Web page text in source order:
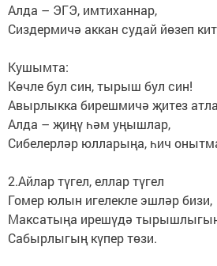
Алда – ЭГЭ, имтиханнар,
Сиздермичә аккан судай йөзеп
Кушымта:
Көчле бул син, тырыш бул син!
Авырлыкка бирешмичә җитез
Алда – җиңү һәм уңышлар,
Сибелерләр юлларыңа, һич
2.Айлар түгел, еллар түгел
Гомер юлын игелекле эшләр бизи,
Максатыңа ирешүдә
Сабырлыгың күпер төзи.